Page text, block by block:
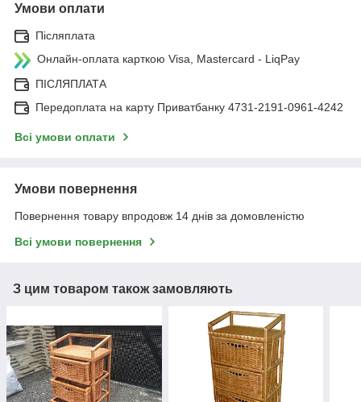
Умови оплати
Післяплата
Онлайн-оплата карткою Visa, Mastercard - LiqPay
ПІСЛЯПЛАТА
Передоплата на карту Приватбанку 4731-2191-0961-4242
Всі умови оплати
Умови повернення
Повернення товару впродовж 14 днів за домовленістю
Всі умови повернення
З цим товаром також замовляють